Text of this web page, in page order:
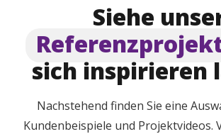
Siehe
sich inspirieren
Nachstehend finden Sie eine
Kundenbeispiele und Projektvideos.